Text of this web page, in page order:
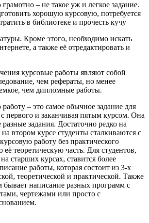
– не такое уж и легкое задание.
хорошую курсовую, потребуется
в библиотеке и прочесть кучу
Кроме этого, необходимо искать
а также её отредактировать и
курсовые работы являют собой
чем рефераты, но менее
чем дипломные работы.
– это самое обычное задание для
с первого и заканчивая пятым курсом. Она
задания. Достаточно редко на
втором курсе студенты сталкиваются с
работу без практического
её теоретическую часть. Для студентов,
старших курсах, ставится более
работы, которая состоит из 3-х
теоретической и практической. Также
бывает написание разных программ с
чертежами или просто с